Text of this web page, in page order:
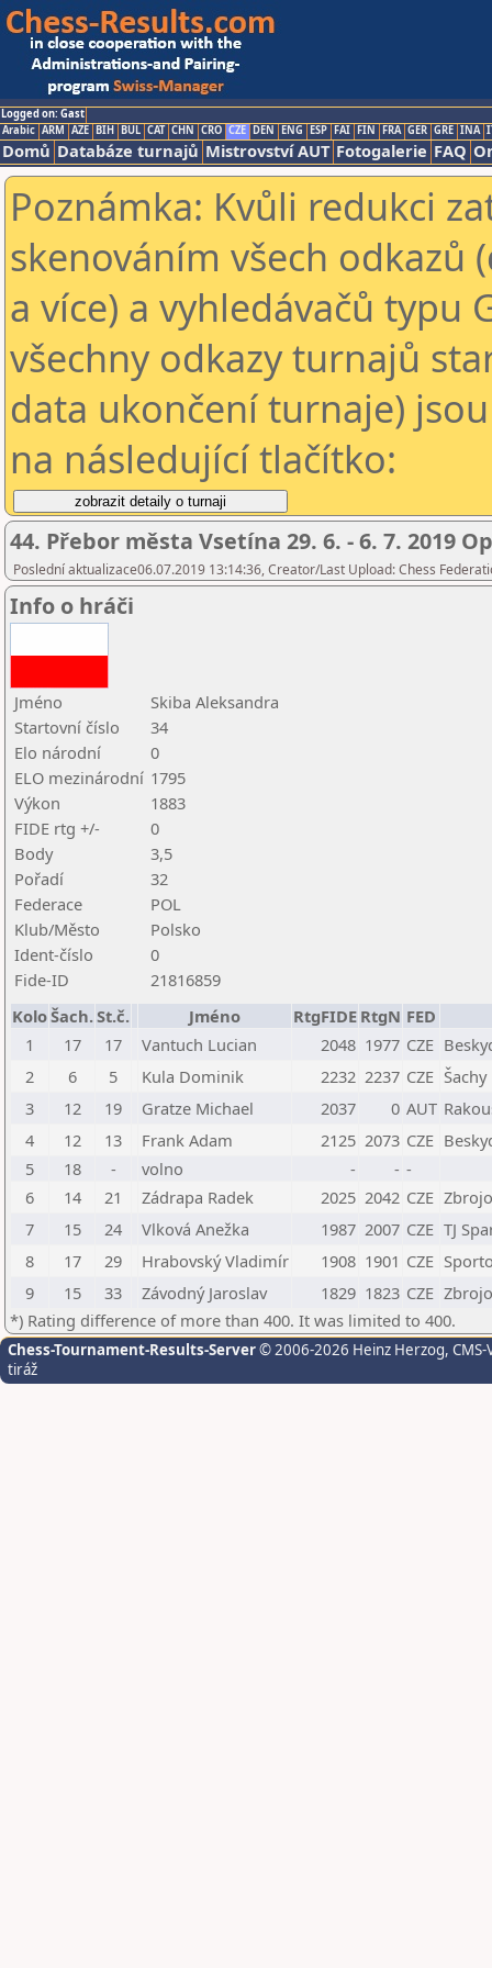
Logged on: Gast
Arabic ARM AZE BIH BUL CAT CHN CRO CZE DEN ENG ESP FAI FIN FRA GER GRE INA
Domů Databáze turnajů Mistrovství AUT Fotogalerie FAQ
Poznámka: Kvůli redukci
skenováním všech odkazů
a více) a vyhledávačů typu
všechny odkazy turnajů
data ukončení turnaje)
na následující tlačítko:
44. Přebor města Vsetína 29. 6. - 6. 7. 2019
Poslední aktualizace06.07.2019 13:14:36, Creator/Last Upload: Chess
Info o hráči
Jméno
Skiba Aleksandra
Startovní číslo
34
Elo národní
0
ELO mezinárodní 1795
Výkon
1883
FIDE rtg +/-
0
Body
3,5
Pořadí
32
Federace
POL
Klub/Město
Polsko
Ident-číslo
0
Fide-ID
21816859
KoloŠach.St.č. Jméno RtgFIDE RtgN FED
1
17 17 Vantuch Lucian 2048 1977 CZE
2
6 5 Kula Dominik 2232 2237 CZE
3
12 19 Gratze Michael 2037 0 AUT
4
12 13 Frank Adam 2125 2073 CZE
5
18 - volno - - -
6
14 21 Zádrapa Radek 2025 2042 CZE
7
15 24 Vlková Anežka 1987 2007 CZE TJ
8
17 29 Hrabovský Vladimír 1908 1901 CZE
9
15 33 Závodný Jaroslav 1829 1823 CZE
*) Rating difference of more than 400. It was limited to 400.
Chess-Tournament-Results-Server© 2006-2026 Heinz Herzog,
tiráž